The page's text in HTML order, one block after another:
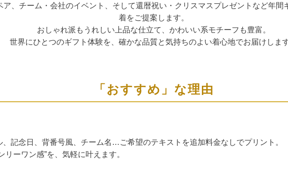
、チーム・会社のイベント、そして還暦祝い・クリスマスプレゼントなど年間
着をご提案します。
おしゃれ派もうれしい上品な仕立て、かわいい系モチーフも豊富。
世界にひとつのギフト体験を、確かな品質と気持ちのよい着心地でお届けします
「おすすめ」な理由
、記念日、背番号風、チーム名…ご希望のテキストを追加料金なしでプリント。
リーワン感”を、気軽に叶えます。